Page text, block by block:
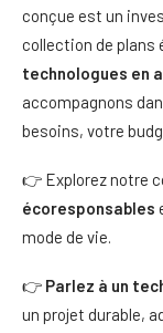
conçue est un
collection de plans
technologues en
accompagnons
besoins, votre
👉 Explorez notre
écoresponsables
mode de vie.
👉 Parlez à un
un projet durable,